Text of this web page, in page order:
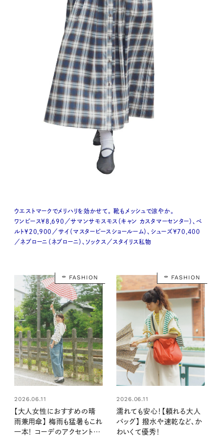
ウエストマークでメリハリを効かせて。 靴もメッシュで涼やか。
ワンピース¥8,690／サマンサモスモス（キャン カスタマーセンター）、ベ
ルト¥20,900／サイ（マスターピースショールーム）、シューズ¥70,400
／ネブローニ（ネブローニ）、ソックス／スタイリス私物
FASHION
2026.06.11
【大人女性におすすめの晴
雨兼用傘】 梅雨も猛暑もこれ
一本！ コーデのアクセントに
FASHION
2026.06.11
濡れても安心！【頼れる大人
バッグ】 撥水や速乾など、か
わいくて優秀！